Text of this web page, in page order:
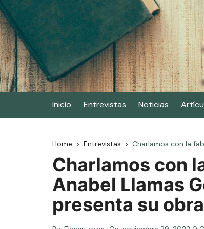
Skip
to
content
Elescritor.es
El periódico digital de los escritores
Inicio Entrevistas Noticias
Home Entrevistas Charlamos con la
Charlamos con
Anabel Llamas
presenta su